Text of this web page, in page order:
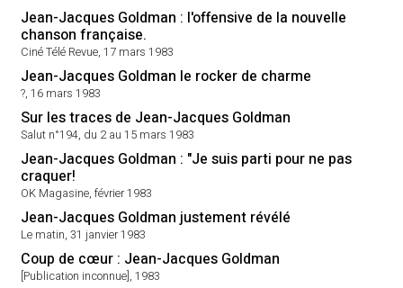
Jean-Jacques Goldman : l'offensive de la nouvelle
chanson française.
Ciné Télé Revue, 17 mars 1983
Jean-Jacques Goldman le rocker de charme
?, 16 mars 1983
Sur les traces de Jean-Jacques Goldman
Salut n°194, du 2 au 15 mars 1983
Jean-Jacques Goldman : "Je suis parti pour ne pas
craquer!
OK Magasine, février 1983
Jean-Jacques Goldman justement révélé
Le matin, 31 janvier 1983
Coup de cœur : Jean-Jacques Goldman
[Publication inconnue], 1983